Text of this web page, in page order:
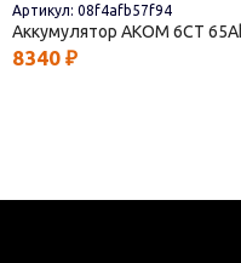
Артикул: 08f4afb57f94
Аккумулятор AКОМ 6СТ 65
8340 ₽